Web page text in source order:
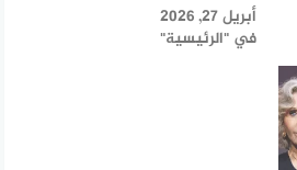
أبريل 27, 2026
في "الرئيسية"